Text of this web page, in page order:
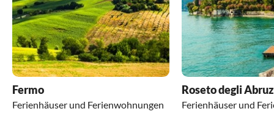
Fermo
Ferienhäuser und Ferienwohnungen
Roseto degli
Ferienhäuser und